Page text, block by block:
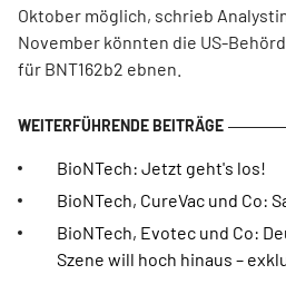
Oktober möglich, schrieb
November könnten die US-
für BNT162b2 ebnen.
BioNTech: Jetzt geht's los!
BioNTech, CureVac und Co:
BioNTech, Evotec und Co:
Szene will hoch hinaus –